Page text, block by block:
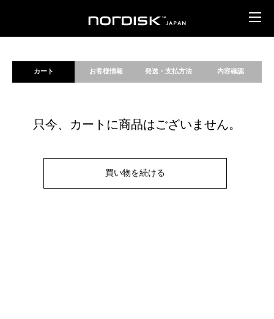
カート お客様情報 発送・支払方法 内容確認
只今、カートに商品はございません。